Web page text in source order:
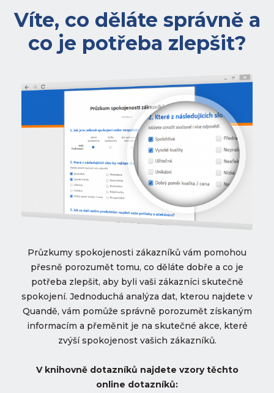
Víte, co děláte správně a
co je potřeba zlepšit?
Průzkumy spokojenosti zákazníků vám pomohou
přesně porozumět tomu, co děláte dobře a co je
potřeba zlepšit, aby byli vaši zákazníci skutečně
spokojení. Jednoduchá analýza dat, kterou najdete v
Quandě, vám pomůže správně porozumět získaným
informacím a přeměnit je na skutečné akce, které
zvýší spokojenost vašich zákazníků.
V knihovně dotazníků najdete vzory těchto
online dotazníků: